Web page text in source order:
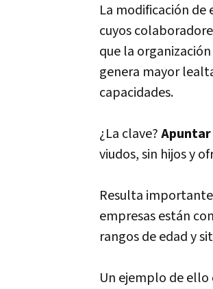
La modificación de
cuyos
que la
genera mayor
capacidades.
¿La clave?
viudos, sin hijos y
Resulta
empresas están
rangos de edad y
Un ejemplo de